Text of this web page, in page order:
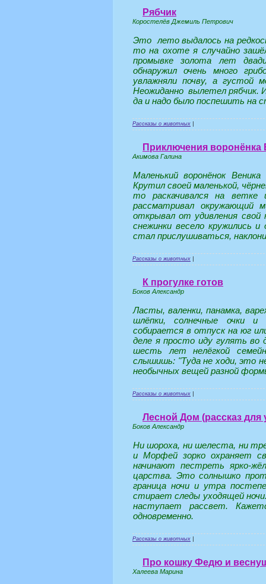
Рябчик
Коростелёв Джемиль Петрович
Это лето выдалось на
то на охоте я случайно
промывке золота лет
обнаружил очень много
увлажняли почву, а густой
Неожиданно вылетел рябчик.
да и надо было поспешить на
Рассказы о животных
Приключения воронёнка
Акимова Галина
Маленький воронёнок
Крутил своей маленькой,
то раскачивался на
рассматривал окружающий
открывал от удивления свой
снежинки весело кружились
стал прислушиваться,
Рассказы о животных
К прогулке готов
Боков Александр
Ласты, валенки, панамка,
шлёпки, солнечные очки
собирается в отпуск на юг
деле я просто иду гулять во
шесть лет нелёгкой
слышишь: "Туда не ходи, это
необычных вещей разной
Рассказы о животных
Лесной Дом (рассказ для
Боков Александр
Ни шороха, ни шелеста, ни
и Морфей зорко охраняет
начинают пестреть ярко-
царства. Это солнышко
граница ночи и утра
стирает следы уходящей
наступает рассвет.
одновременно.
Рассказы о животных
Про кошку Федю и
Халеева Марина